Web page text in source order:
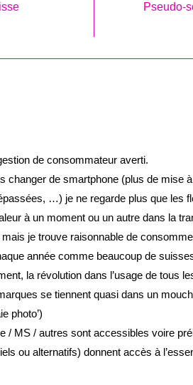
Pseudo-
de consommateur averti.
changer de smartphone (plus de mise
…) je ne regarde plus que les
à un moment ou un autre dans la
je trouve raisonnable de
année comme beaucoup de
la révolution dans l’usage de tous
se tiennent quasi dans un
photo’)
/ MS / autres sont accessibles voire
ou alternatifs) donnent accès à